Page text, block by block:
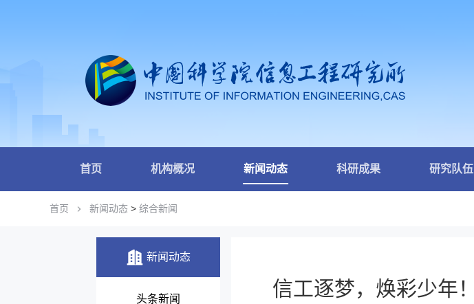
首页 机构概况 新闻动态 科研成果 研究队伍
首页 新闻动态 > 综合新闻
新闻动态
头条新闻 信工逐梦，焕彩少年！